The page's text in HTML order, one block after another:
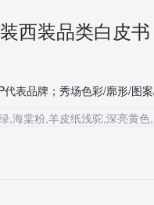
西装品类白皮书